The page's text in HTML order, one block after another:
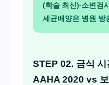
(학술 최신)·소변검
세균배양은 병원 방
STEP 02. 금식
AAHA 2020 vs